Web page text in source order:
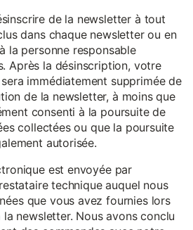
de la newsletter à tout
dans chaque newsletter ou en
la personne responsable
Après la désinscription, votre
immédiatement supprimée de
de la newsletter, à moins que
consenti à la poursuite de
collectées ou que la poursuite
autorisée.
est envoyée par
technique auquel nous
que vous avez fournies lors
newsletter. Nous avons conclu